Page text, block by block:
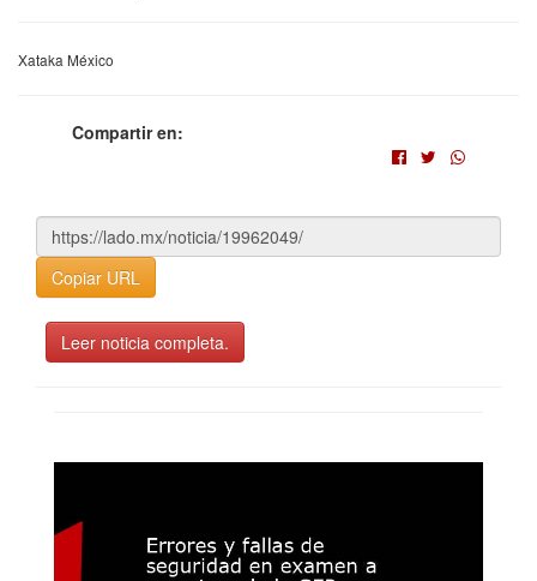
Xataka México
Compartir en:
Copiar URL
Leer noticia completa.